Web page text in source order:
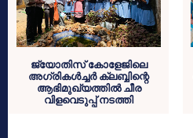
ജ്യോതിസ് കോളേജിലെ
അഗ്രികൾച്ചർ ക്ലബ്ബിന്റെ
ആഭിമുഖ്യത്തിൽ ചീര
വിളവെടുപ്പ് നടത്തി